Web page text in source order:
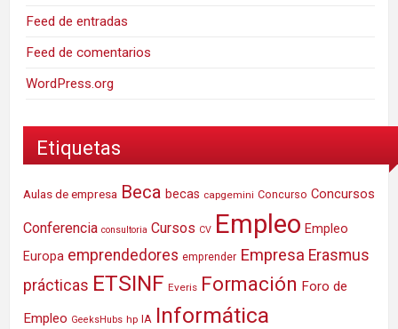
Feed de entradas
Feed de comentarios
WordPress.org
Etiquetas
Aulas de empresa Beca becas capgemini Concurso Concursos
Conferencia consultoria Cursos CV Empleo Empleo
Europa emprendedores emprender Empresa Erasmus
prácticas ETSINF Everis Formación Foro de
Empleo GeeksHubs hp IA Informática